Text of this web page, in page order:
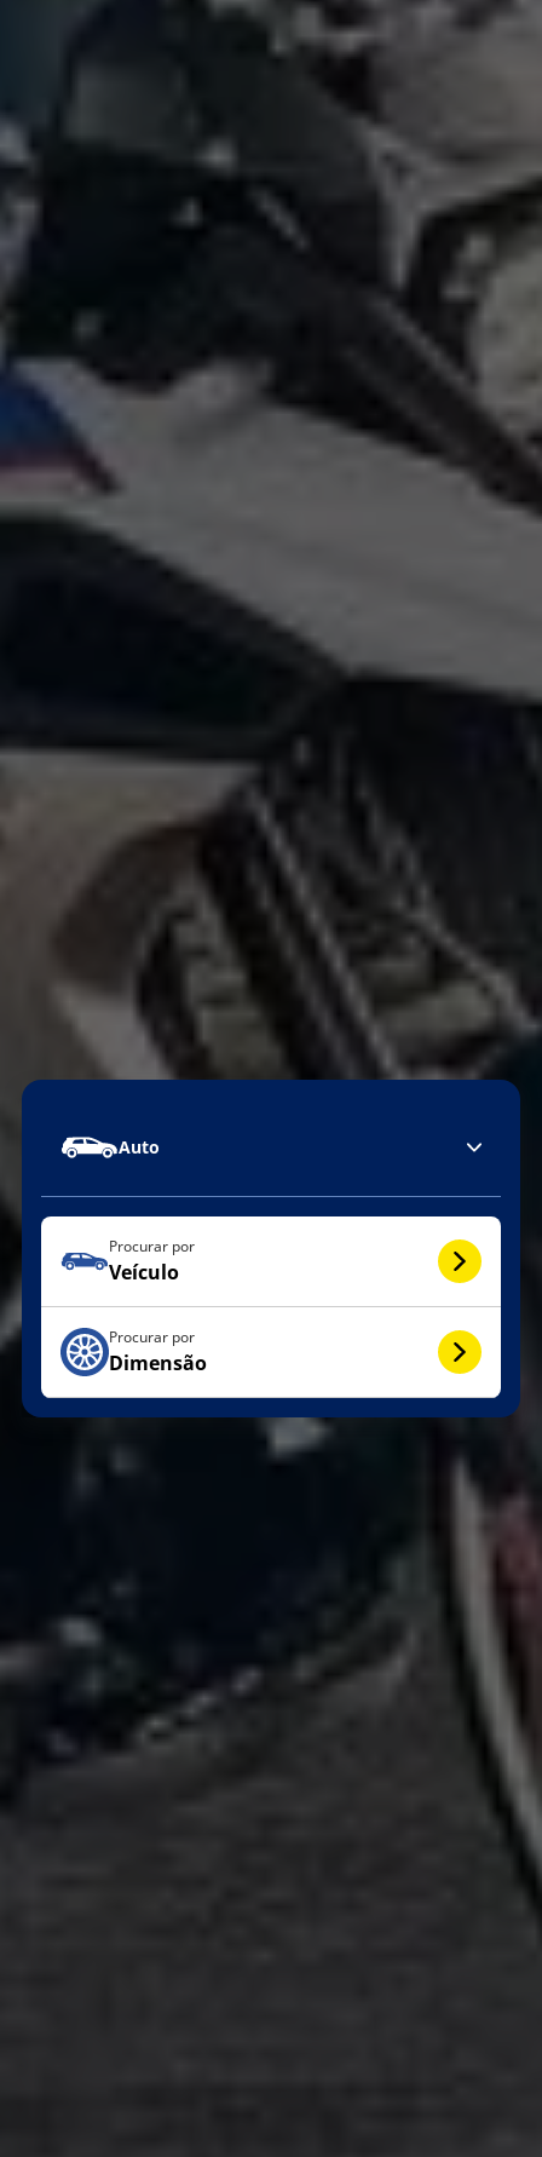
Auto
Procurar por
Veículo
Procurar por
Dimensão